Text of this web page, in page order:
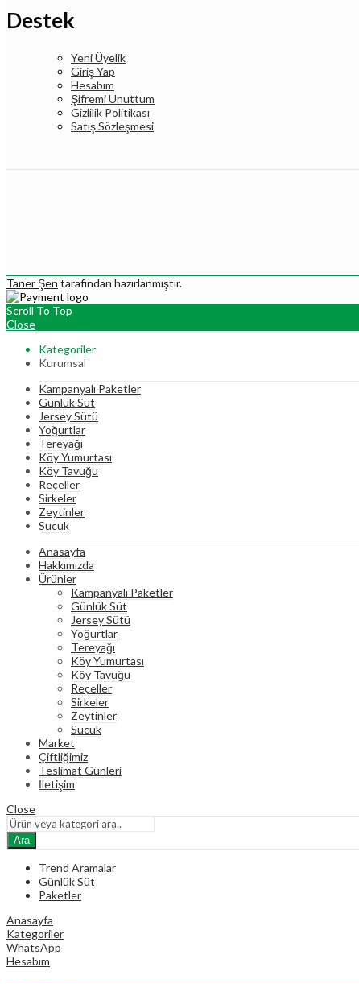
Destek
Yeni Üyelik
Giriş Yap
Hesabım
Şifremi Unuttum
Gizlilik Politikası
Satış Sözleşmesi
Taner Şen tarafından hazırlanmıştır.
Scroll To Top
Close
Kategoriler
Kurumsal
Kampanyalı Paketler
Günlük Süt
Jersey Sütü
Yoğurtlar
Tereyağı
Köy Yumurtası
Köy Tavuğu
Reçeller
Sirkeler
Zeytinler
Sucuk
Anasayfa
Hakkımızda
Ürünler
Kampanyalı Paketler
Günlük Süt
Jersey Sütü
Yoğurtlar
Tereyağı
Köy Yumurtası
Köy Tavuğu
Reçeller
Sirkeler
Zeytinler
Sucuk
Market
Çiftliğimiz
Teslimat Günleri
İletişim
Close
Ara
Trend Aramalar
Günlük Süt
Paketler
Anasayfa
Kategoriler
WhatsApp
Hesabım